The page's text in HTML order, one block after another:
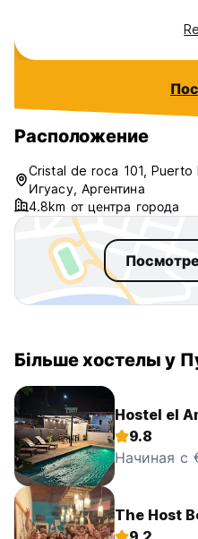
Расположение
Cristal de roca 101, Puerto
Игуасу, Аргентина
4.8km от центра города
Більше хостелы у
Hostel el
9.8
Начиная с
The Host